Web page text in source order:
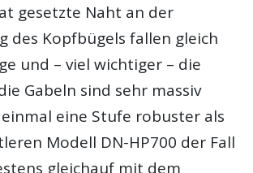
gesetzte Naht an der
des Kopfbügels fallen gleich
und – viel wichtiger – die
Gabeln sind sehr massiv
eine Stufe robuster als
Modell DN-HP700 der Fall
gleichauf mit dem